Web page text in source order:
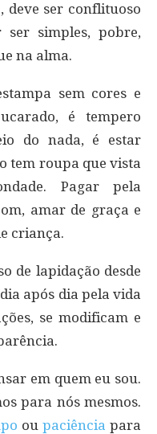
deve ser conflituoso
simples, pobre,
na alma.
sem cores e
é tempero
do nada, é estar
tem roupa que vista
Pagar pela
amar de graça e
criança.
de lapidação desde
após dia pela vida
se modificam e
em quem eu sou.
para nós mesmos.
ou paciência para